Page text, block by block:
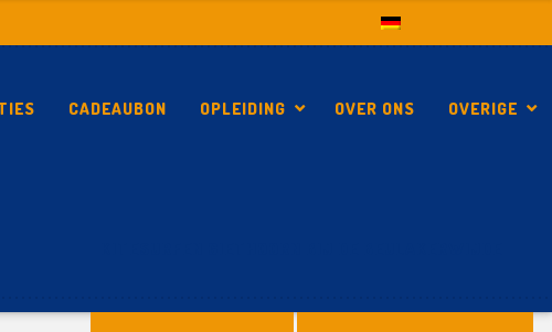
CADEAUBON OPLEIDING OVER ONS OVERIGE